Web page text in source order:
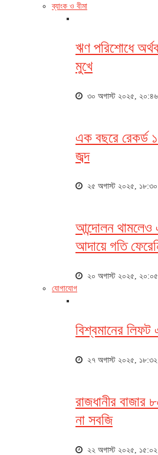
ব্যাংক ও বীমা
ঋণ পরিশোধে
মুখে
৩০ অগাস্ট ২০২৫, ২০:৪৬
এক বছরে রেকর্ড
জব্দ
২৫ অগাস্ট ২০২৫, ১৮:৩০
আন্দোলন থামলেও
আদায়ে গতি
২০ অগাস্ট ২০২৫, ২০:০৫
যোগাযোগ
বিশ্বমানের লিফট
২৭ অগাস্ট ২০২৫, ১৮:৩২
রাজধানীর বাজার
না সবজি
২২ অগাস্ট ২০২৫, ১৫:০২